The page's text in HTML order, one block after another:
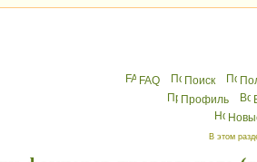
FAQ Поиск
Профиль
В этом